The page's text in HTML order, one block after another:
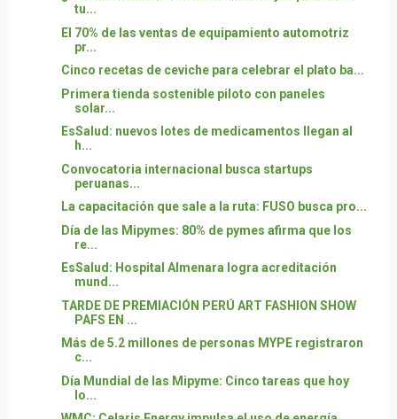
tu...
El 70% de las ventas de equipamiento automotriz
pr...
Cinco recetas de ceviche para celebrar el plato ba...
Primera tienda sostenible piloto con paneles
solar...
EsSalud: nuevos lotes de medicamentos llegan al
h...
Convocatoria internacional busca startups
peruanas...
La capacitación que sale a la ruta: FUSO busca pro...
Día de las Mipymes: 80% de pymes afirma que los
re...
EsSalud: Hospital Almenara logra acreditación
mund...
TARDE DE PREMIACIÓN PERÚ ART FASHION SHOW
PAFS EN ...
Más de 5.2 millones de personas MYPE registraron
c...
Día Mundial de las Mipyme: Cinco tareas que hoy
lo...